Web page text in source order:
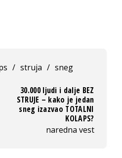
/ struja / sneg
30.000 ljudi i dalje BEZ
STRUJE – kako je jedan
sneg izazvao TOTALNI
KOLAPS?
naredna vest